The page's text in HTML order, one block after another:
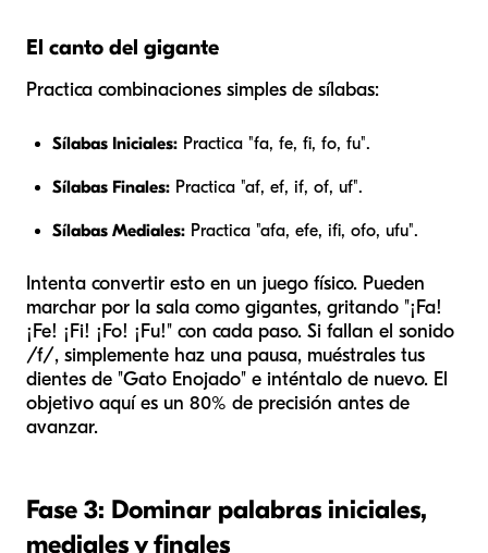
El canto del gigante
Practica combinaciones simples de sílabas:
Sílabas Iniciales: Practica "fa, fe, fi, fo, fu".
Sílabas Finales: Practica "af, ef, if, of, uf".
Sílabas Mediales: Practica "afa, efe, ifi, ofo, ufu".
Intenta convertir esto en un juego físico. Pueden
marchar por la sala como gigantes, gritando "¡Fa!
¡Fe! ¡Fi! ¡Fo! ¡Fu!" con cada paso. Si fallan el sonido
/f/, simplemente haz una pausa, muéstrales tus
dientes de "Gato Enojado" e inténtalo de nuevo. El
objetivo aquí es un 80% de precisión antes de
avanzar.
Fase 3: Dominar palabras iniciales,
mediales y finales